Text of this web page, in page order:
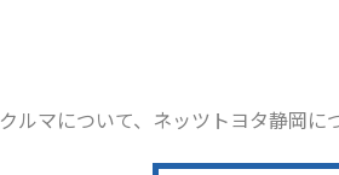
クルマについて、ネッツトヨタ静岡に